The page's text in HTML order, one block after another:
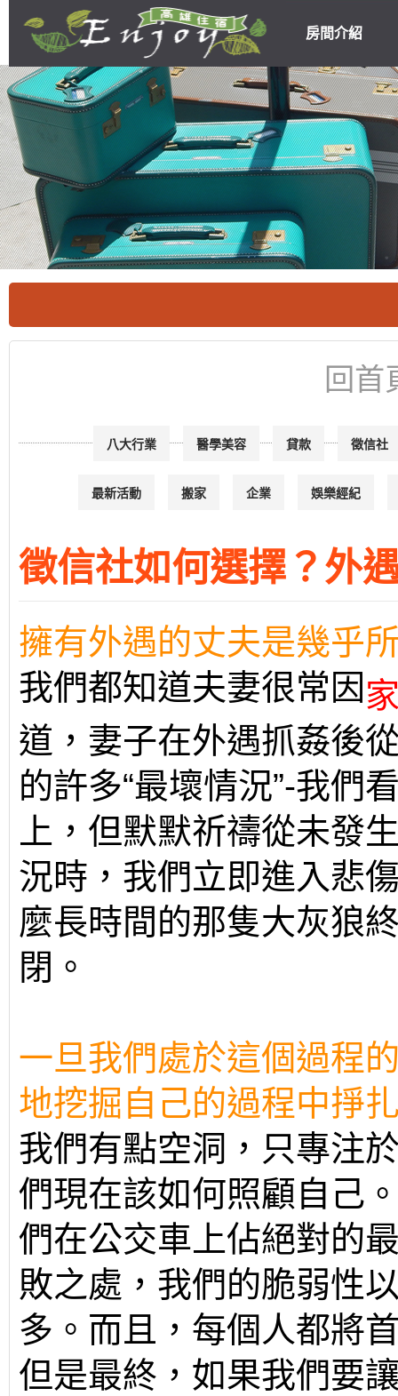
房間介紹
高雄民宿住宿
優惠
回首
徵信社
貸款
醫學美容
八大行業
娛樂經紀
企業
搬家
最新活動
徵信社如何選擇？外
擁有外遇的丈夫是幾乎
我們都知道夫妻很常因
道，妻子在外遇抓姦後
的許多“最壞情況”-我們
上，但默默祈禱從未發
況時，我們立即進入悲
麼長時間的那隻大灰狼
閉。
一旦我們處於這個過程
地挖掘自己的過程中掙
我們有點空洞，只專注
們現在該如何照顧自己
們在公交車上佔絕對的
敗之處，我們的脆弱性
多。而且，每個人都將
但是最終，如果我們要